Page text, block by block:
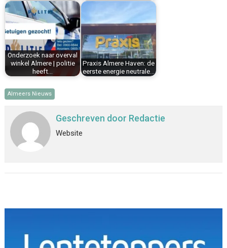
Onderzoek naar overval
winkel Almere | politie
heeft…
Praxis Almere Haven: de
eerste energie neutrale…
Almeers Nieuws
Geschreven door Redactie
Website